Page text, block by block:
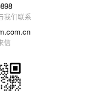
我们联系
信